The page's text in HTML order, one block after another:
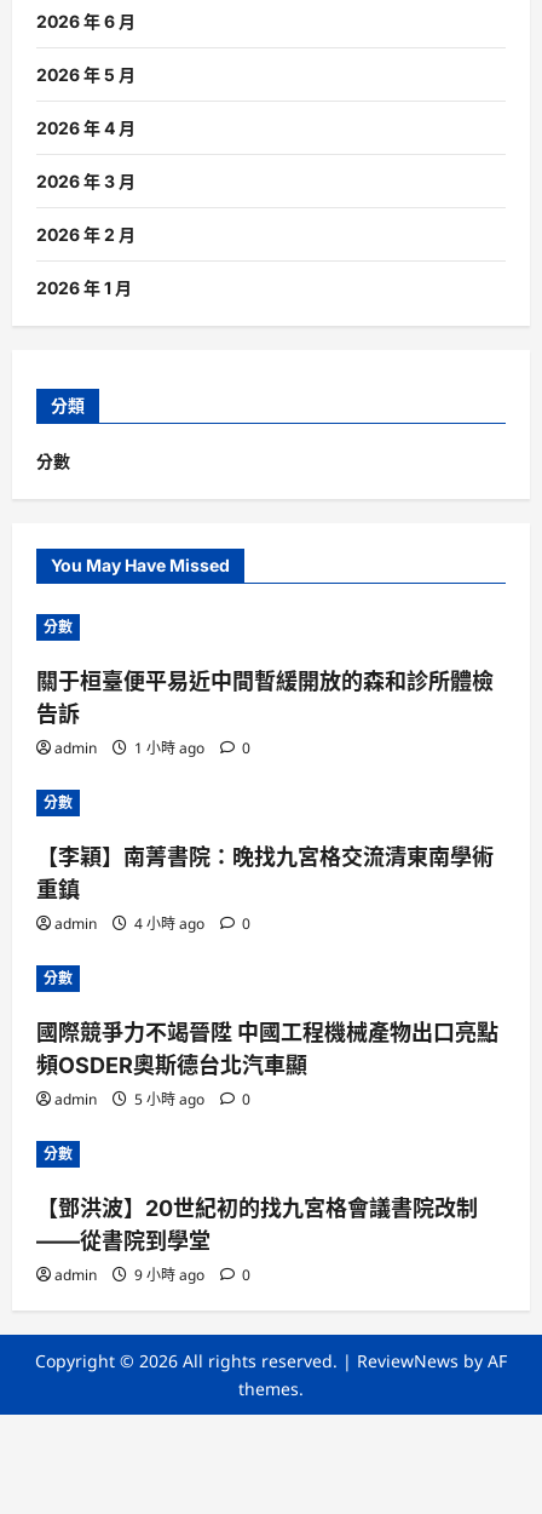
2026 年 6 月
2026 年 5 月
2026 年 4 月
2026 年 3 月
2026 年 2 月
2026 年 1 月
分類
分數
You May Have Missed
分數
關于桓臺便平易近中間暫緩開放的森和診所體檢
告訴
admin 1 小時 ago 0
分數
【李穎】南菁書院：晚找九宮格交流清東南學術
重鎮
admin 4 小時 ago 0
分數
國際競爭力不竭晉陞 中國工程機械產物出口亮點
頻OSDER奧斯德台北汽車顯
admin 5 小時 ago 0
分數
【鄧洪波】20世紀初的找九宮格會議書院改制
——從書院到學堂
admin 9 小時 ago 0
Copyright © 2026 All rights reserved. | ReviewNews by AF
themes.